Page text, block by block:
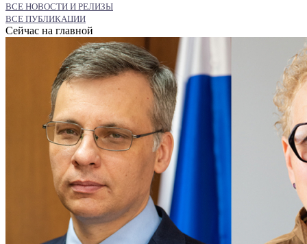
ВСЕ НОВОСТИ И РЕЛИЗЫ
ВСЕ ПУБЛИКАЦИИ
Сейчас на главной